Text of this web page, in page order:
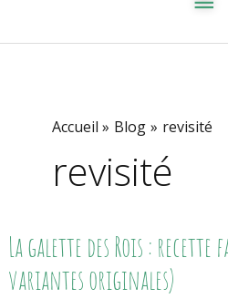
Accueil Blog revisité
revisité
La galette des Rois : recette
variantes originales)
La
Galette
Des
Rois